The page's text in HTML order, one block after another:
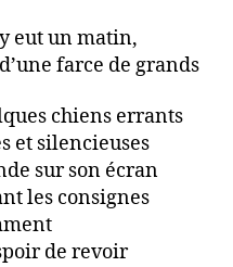
eut un matin,
farce de grands
chiens errants
et silencieuses
sur son écran
les consignes
de revoir